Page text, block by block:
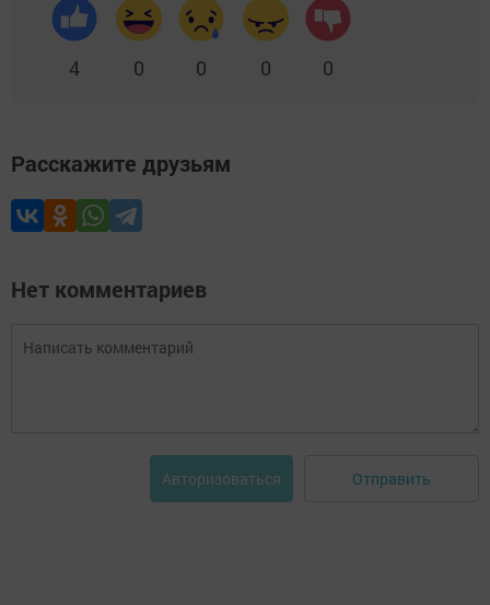
4 0 0 0 0
Расскажите друзьям
Нет комментариев
Авторизоваться Отправить